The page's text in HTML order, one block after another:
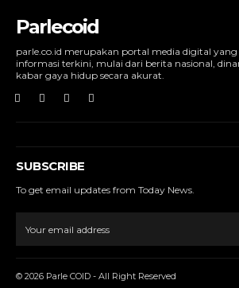
Parlecoid
parle.co.id merupakan portal media digital
informasi terkini, mulai dari berita nasional,
kabar gaya hidup secara akurat.
SUBSCRIBE
To get email updates from Today News.
© 2026 Parle COID - All Right Reserved